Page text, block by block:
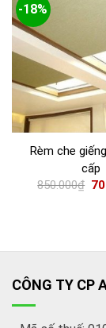
-18%
Rèm che
cấp
850.000₫
CÔNG TY CP